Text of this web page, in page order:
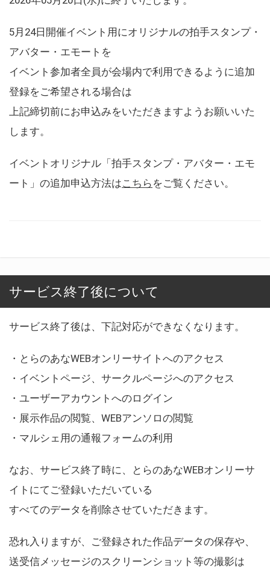
5月24日開催イベント用にオリジナルの拍手スタンプ・
アバター・エモートを
イベント参加者全員が会場内で利用できるように追加
登録をご希望される場合は
上記締切前にお申込みをいただきますようお願いいた
します。
イベントオリジナル「拍手スタンプ・アバター・エモ
ート」の追加申込方法はこちら をご覧ください。
サービス終了後について
サービス終了後は、下記対応ができなくなります。
・とらのあなWEBオンリーサイトへのアクセス
・イベントページ、サークルページへのアクセス
・ユーザーアカウントへのログイン
・展示作品の閲覧、WEBアンソロの閲覧
・マルシェ用の通報フォームの利用
なお、サービス終了時に、とらのあなWEBオンリーサ
イトにてご登録いただいている
すべてのデータを削除させていただきます。
恐れ入りますが、ご登録された作品データの保存や、
送受信メッセージのスクリーンショット等の撮影は